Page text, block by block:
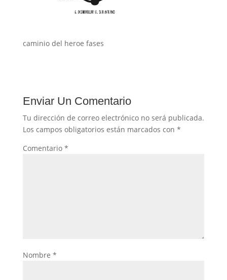
caminio del heroe fases
Enviar Un Comentario
Tu dirección de correo electrónico no será publicada.
Los campos obligatorios están marcados con *
Comentario *
Nombre *